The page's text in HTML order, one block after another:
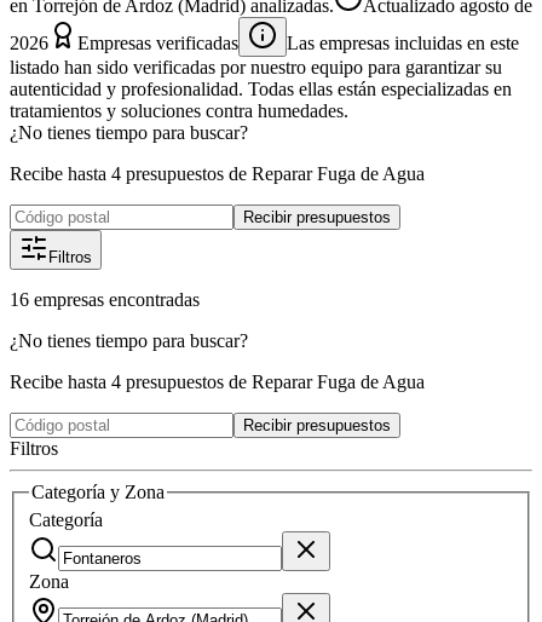
en Torrejón de Ardoz (Madrid) analizadas.
Actualizado agosto de
2026
Empresas verificadas
Las empresas incluidas en este
listado han sido verificadas por nuestro equipo para garantizar su
autenticidad y profesionalidad. Todas ellas están especializadas en
tratamientos y soluciones contra humedades.
¿No tienes tiempo para buscar?
Recibe hasta 4 presupuestos de Reparar Fuga de Agua
Recibir presupuestos
Filtros
16 empresas encontradas
¿No tienes tiempo para buscar?
Recibe hasta 4 presupuestos de Reparar Fuga de Agua
Recibir presupuestos
Filtros
Categoría y Zona
Categoría
Zona